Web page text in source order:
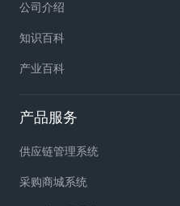
公司介绍
知识百科
产业百科
产品服务
供应链管理系统
采购商城系统